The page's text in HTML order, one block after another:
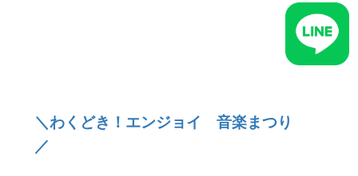
＼わくどき！エンジョイ 音楽まつり
／